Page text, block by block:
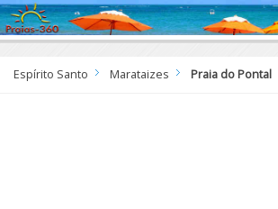
Espírito Santo Marataizes Praia do Pontal